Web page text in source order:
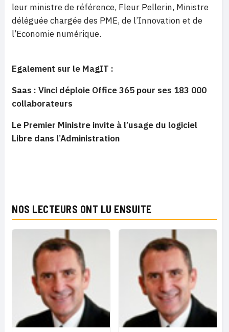
leur ministre de référence, Fleur Pellerin, Ministre
déléguée chargée des PME, de l’Innovation et de
l’Economie numérique.
Egalement sur le MagIT :
Saas : Vinci déploie Office 365 pour ses 183 000
collaborateurs
Le Premier Ministre invite à l’usage du logiciel
Libre dans l’Administration
NOS LECTEURS ONT LU ENSUITE